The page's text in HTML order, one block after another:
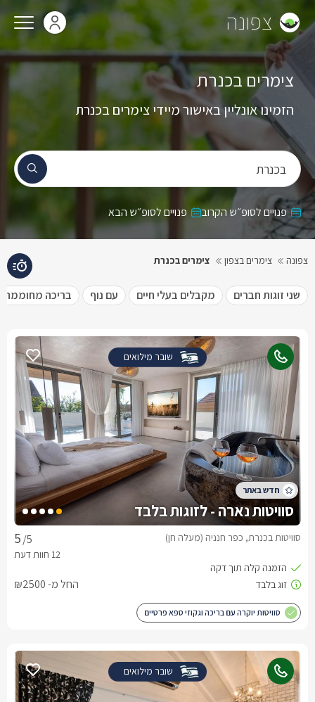
צפונה
בכנרת
צימרים בכנרת
הזמינו אונליין באישור מיידי צימרים בכנרת
פנויים לסופ״ש הקרוב פנויים לסופ״ש הבא
צפונה צימרים בצפון צימרים בכנרת
שני זוגות חברים מקבלים בעלי חיים עם נוף בריכה מחוממת
שובר מילואים
סוויטות נארה - לזוגות בלבד
/5 סוויטות בכנרת, כפר חנניה (מעלה חן)
החל מ- ₪2500
סוויטות יוקרה עם בריכה וגקוזי ספא פרטיים
שובר מילואים